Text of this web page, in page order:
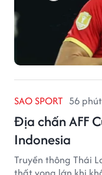
SAO SPORT 56
Địa chấn AFF
Indonesia
Truyền thông Thái